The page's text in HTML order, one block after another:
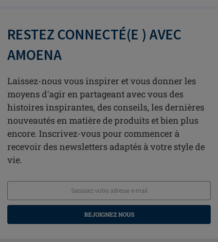
RESTEZ CONNECTÉ(E ) AVEC
AMOENA
Laissez-nous vous inspirer et vous donner les
moyens d'agir en partageant avec vous des
histoires inspirantes, des conseils, les dernières
nouveautés en matière de produits et bien plus
encore. Inscrivez-vous pour commencer à
recevoir des newsletters adaptés à votre style de
vie.
REJOIGNEZ NOUS